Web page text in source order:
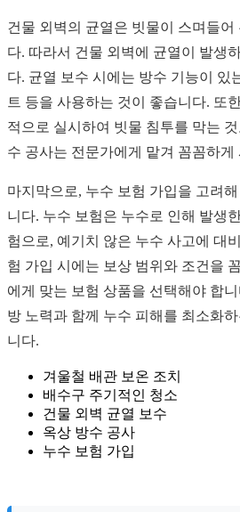
건물 외벽의 균열은 빗물이 스며들어
다. 따라서 건물 외벽에 균열이 발생
다. 균열 보수 시에는 방수 기능이 있
트 등을 사용하는 것이 좋습니다. 또
적으로 실시하여 빗물 침투를 막는
수 공사는 전문가에게 맡겨 꼼꼼하
마지막으로, 누수 보험 가입을 고려
니다. 누수 보험은 누수로 인해 발생
험으로, 예기치 않은 누수 사고에 대
험 가입 시에는 보상 범위와 조건을
에게 맞는 보험 상품을 선택해야 합
방 노력과 함께 누수 피해를 최소화
니다.
겨울철 배관 보온 조치
배수구 주기적인 청소
건물 외벽 균열 보수
옥상 방수 공사
누수 보험 가입